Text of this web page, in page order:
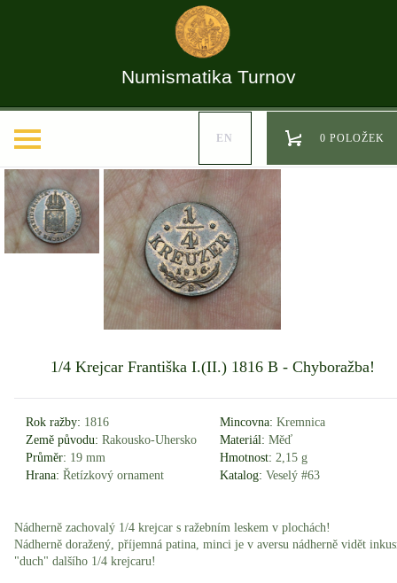
Numismatika Turnov
EN 0 POLOŽEK
1/4 Krejcar Františka I.(II.) 1816 B - Chyboražba!
Rok ražby: 1816 Mincovna: Kremnica
Země původu: Rakousko-Uhersko Materiál: Měď
Průměr: 19 mm Hmotnost: 2,15 g
Hrana: Řetízkový ornament Katalog: Veselý #63
Nádherně zachovalý 1/4 krejcar s ražebním leskem v plochách!
Nádherně doražený, příjemná patina, minci je v aversu nádherně vidět
"duch" dalšího 1/4 krejcaru!